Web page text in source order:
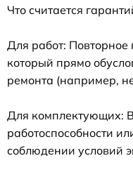
Что считается
Для работ: Повторное
который прямо
ремонта (например,
Для комплектующих:
работоспособности
соблюдении условий